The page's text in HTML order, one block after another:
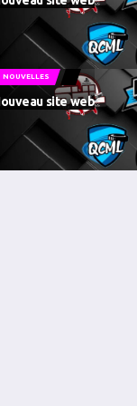
NOUVELLES
site web